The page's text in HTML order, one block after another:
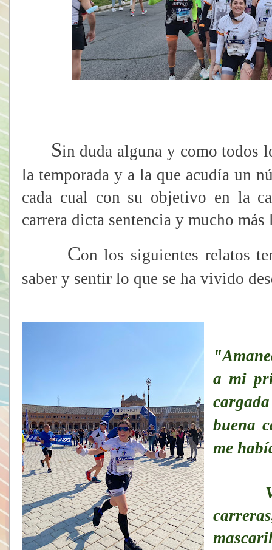
Sin duda alguna y como todos
la temporada y a la que acudía un
cada cual con su objetivo en la
carrera dicta sentencia y mucho más
Con los siguientes relatos
saber y sentir lo que se ha vivido
a mi
buena
me
Va